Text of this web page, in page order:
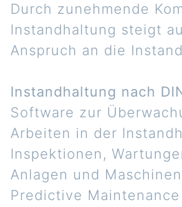
Durch zunehmende
Instandhaltung steigt
Anspruch an die
Instandhaltung nach
Software zur
Arbeiten in der
Inspektionen,
Anlagen und
Predictive